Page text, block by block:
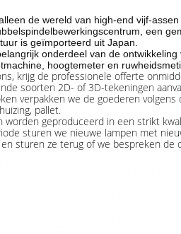
de wereld van high-end vijf-
een
is geïmporteerd uit Japan.
onderdeel van de
hoogtemeter en
krijg de professionele offerte
soorten 2D- of 3D-tekeningen
verpakken we de goederen volgens
pallet.
worden geproduceerd in een strikt
sturen we nieuwe lampen met
sturen ze terug of we bespreken